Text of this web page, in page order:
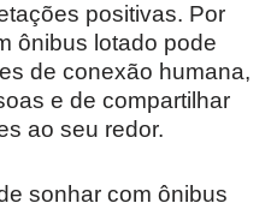
positivas. Por
ônibus lotado pode
de conexão humana,
e de compartilhar
ao seu redor.
sonhar com ônibus